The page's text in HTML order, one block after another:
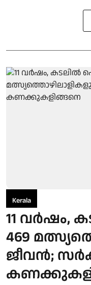
Kerala
11 വര്‍ഷം,
469
ജീവന്‍;